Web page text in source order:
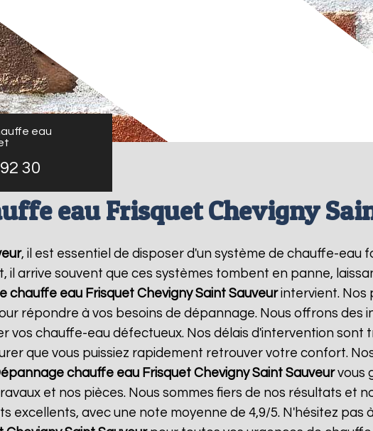
eau
30
eau Frisquet Chevigny
, il est essentiel de disposer d'un système de chauffe-eau
il arrive souvent que ces systèmes tombent en panne,
chauffe eau Frisquet Chevigny Saint Sauveurintervient. Nos
répondre à vos besoins de dépannage. Nous offrons des
vos chauffe-eau défectueux. Nos délais d'intervention sont
que vous puissiez rapidement retrouver votre confort.
chauffe eau Frisquet Chevigny Saint Sauveurvous
et nos pièces. Nous sommes fiers de nos résultats et
excellents, avec une note moyenne de 4,9/5. N'hésitez pas